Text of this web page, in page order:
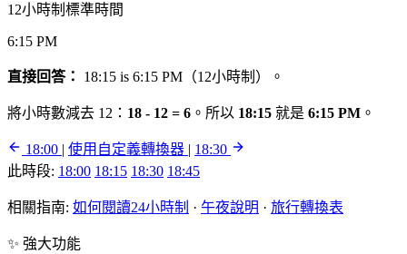
12小時制標準時間
6:15 PM
直接回答： 18:15 is 6:15 PM（12小時制）。
將小時數減去 12： 18 - 12 = 6 。所以 18:15 就是 6:15 PM 。
18:00 | 使用自定義轉換器 | 18:30
此時段: 18:00 18:15 18:30 18:45
相關指南: 如何閱讀24小時制 · 午夜說明 · 旅行轉換表
✨ 強大功能